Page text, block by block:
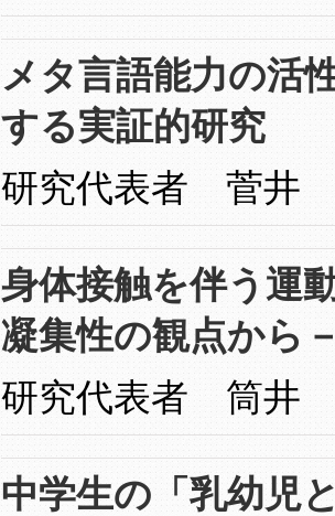
メタ言語能力の活
する実証的研究
研究代表者 菅井
身体接触を伴う運
凝集性の観点から
研究代表者 筒井
中学生の「乳幼児